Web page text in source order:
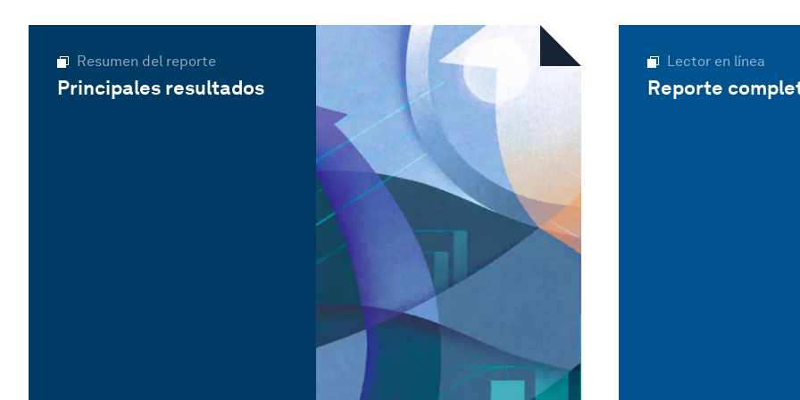
Resumen del reporte
Principales resultados
Lector en línea
Reporte